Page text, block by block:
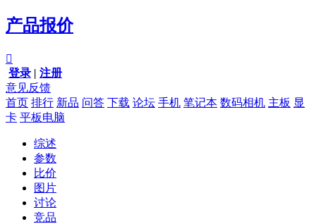
产品报价

登录 | 注册
意见反馈
首页 排行 新品 问答 下载 论坛 手机 笔记本 数码相机 主板 显
卡 平板电脑
综述
参数
比价
图片
讨论
竞品